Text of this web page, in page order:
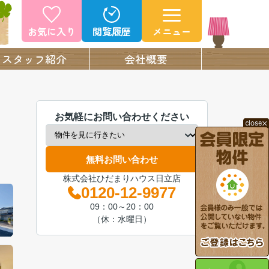
お気に入り 閲覧履歴 メニュー
スタッフ紹介 会社概要
お気軽にお問い合わせください
無料お問い合わせ
株式会社ひだまりハウス日立店
0120-12-9977
09：00～20：00
（休：水曜日）